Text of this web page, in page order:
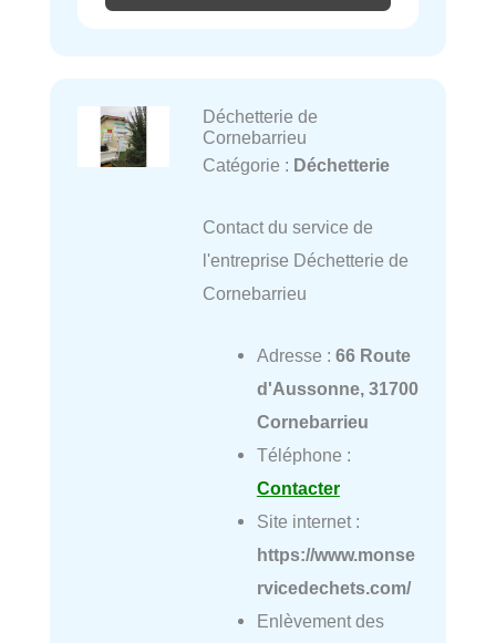
Déchetterie de
Cornebarrieu
Catégorie : Déchetterie
Contact du service de
l'entreprise Déchetterie de
Cornebarrieu
Adresse : 66 Route
d'Aussonne, 31700
Cornebarrieu
Téléphone :
Contacter
Site internet :
https://www.monse
rvicedechets.com/
Enlèvement des